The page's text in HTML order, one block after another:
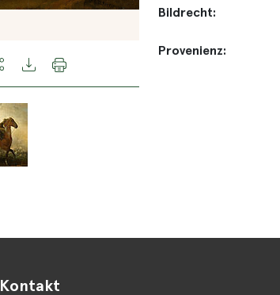
Bildrecht:
Provenienz:
Kontakt